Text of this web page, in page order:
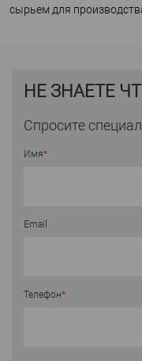
сырьем для
НЕ ЗНАЕТЕ
Спросите
Имя*
Email
Телефон*